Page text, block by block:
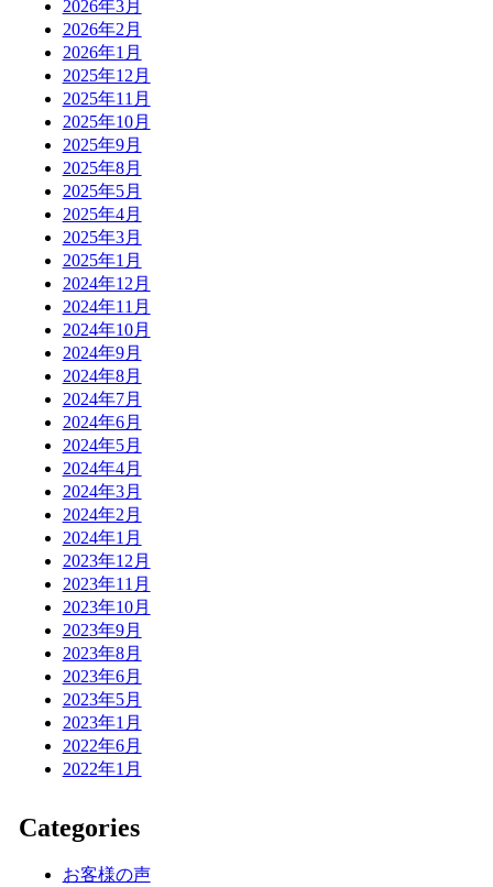
2026年3月
2026年2月
2026年1月
2025年12月
2025年11月
2025年10月
2025年9月
2025年8月
2025年5月
2025年4月
2025年3月
2025年1月
2024年12月
2024年11月
2024年10月
2024年9月
2024年8月
2024年7月
2024年6月
2024年5月
2024年4月
2024年3月
2024年2月
2024年1月
2023年12月
2023年11月
2023年10月
2023年9月
2023年8月
2023年6月
2023年5月
2023年1月
2022年6月
2022年1月
Categories
お客様の声